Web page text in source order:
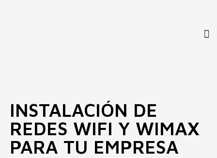
INSTALACIÓN DE
REDES WIFI Y WIMAX
PARA TU EMPRESA